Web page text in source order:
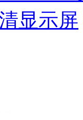
显示屏